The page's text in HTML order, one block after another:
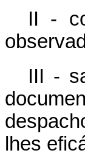
II -
III -
lhes